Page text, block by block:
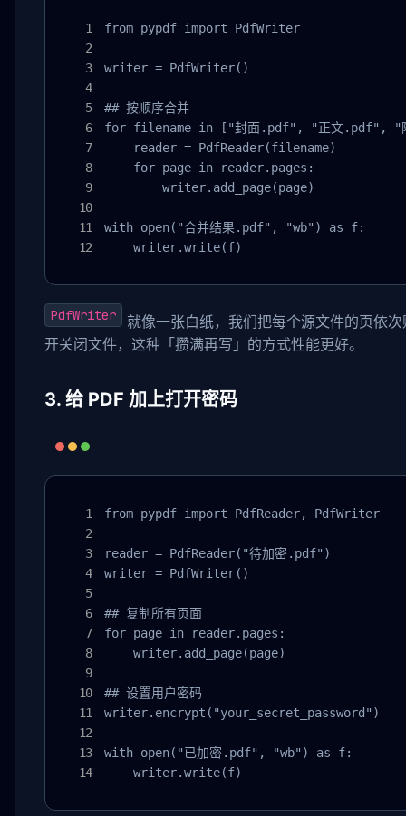
from pypdf import PdfWriter
writer = PdfWriter()
## 按顺序合并
for filename in ["封面.pdf", "正文.pdf", "
    reader = PdfReader(filename)
    for page in reader.pages:
        writer.add_page(page)
with open("合并结果.pdf", "wb") as f:
    writer.write(f)
PdfWriter
就像一张白纸，我们把每个源文件的页依
开关闭文件，这种「攒满再写」的方式性能更好。
3. 给 PDF 加上打开密码
from pypdf import PdfReader, PdfWriter
reader = PdfReader("待加密.pdf")
writer = PdfWriter()
## 复制所有页面
for page in reader.pages:
    writer.add_page(page)
## 设置用户密码
writer.encrypt("your_secret_password")
with open("已加密.pdf", "wb") as f:
    writer.write(f)